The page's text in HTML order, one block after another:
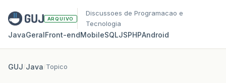
ARQUIVO
Discussoes de Programacao e
Tecnologia
JavaGeralFront‑endMobileSQLJSPHPAndroid
GUJ/Java/Topico